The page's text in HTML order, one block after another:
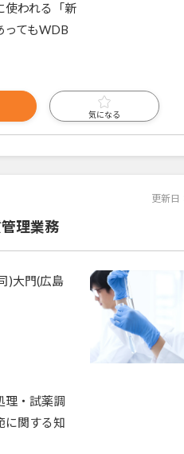
使われる「新
ってもWDB
気になる
更新日
理業務
)大門(広島
理・試薬調
に関する知